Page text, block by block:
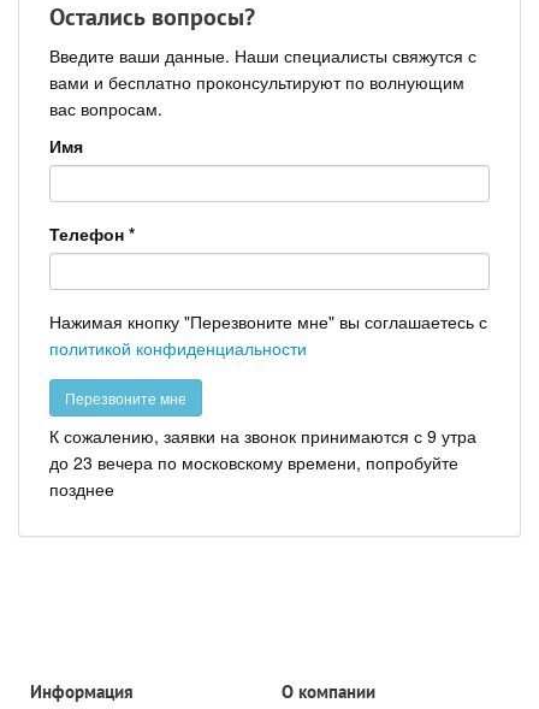
Остались вопросы?
Введите ваши данные. Наши специалисты свяжутся с
вами и бесплатно проконсультируют по волнующим
вас вопросам.
Имя
Телефон *
Нажимая кнопку "Перезвоните мне" вы соглашаетесь с
политикой конфиденциальности
К сожалению, заявки на звонок принимаются с 9 утра
до 23 вечера по московскому времени, попробуйте
позднее
Информация О компании